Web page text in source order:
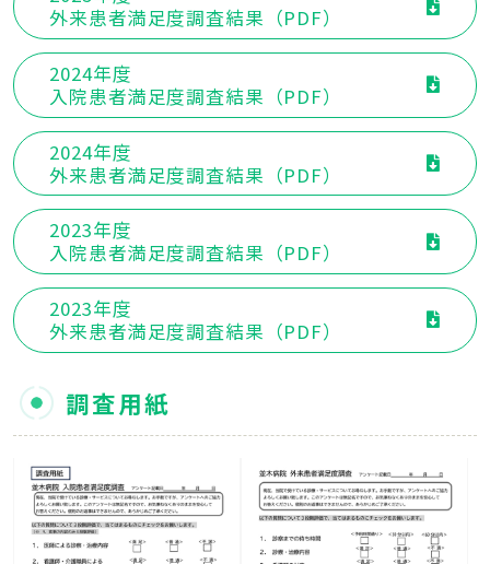
外来患者満足度調査結果（PDF）
2024年度
入院患者満足度調査結果（PDF）
2024年度
外来患者満足度調査結果（PDF）
2023年度
入院患者満足度調査結果（PDF）
2023年度
外来患者満足度調査結果（PDF）
調査用紙